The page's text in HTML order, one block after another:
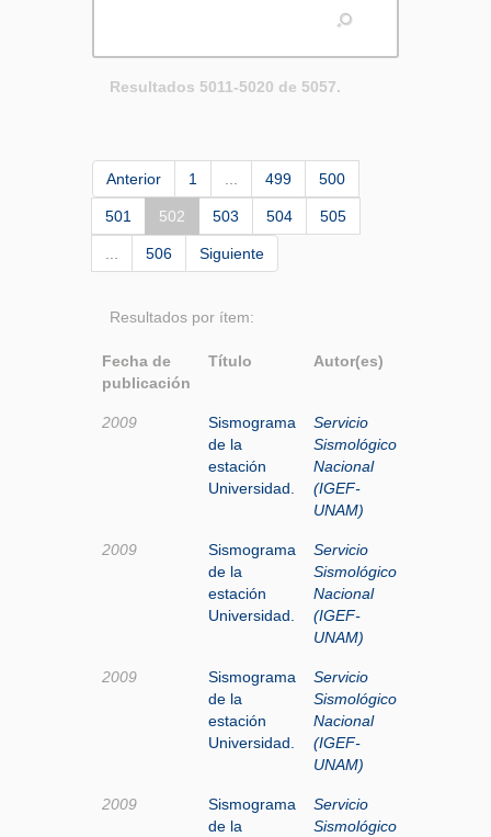
Resultados 5011-5020 de 5057.
Anterior 1 499 500
501 502 503 504 505
506 Siguiente
Resultados por ítem:
Fecha de
publicación
Título Autor(es)
2009
Sismograma
de la
estación
Universidad.
Servicio
Sismológico
Nacional
(IGEF-
UNAM)
2009
Sismograma
de la
estación
Universidad.
Servicio
Sismológico
Nacional
(IGEF-
UNAM)
2009
Sismograma
de la
estación
Universidad.
Servicio
Sismológico
Nacional
(IGEF-
UNAM)
2009
Sismograma
de la
Servicio
Sismológico